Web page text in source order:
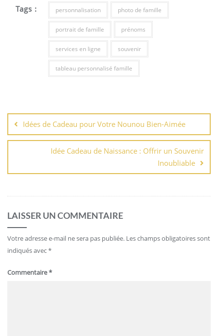
Tags : personnalisation photo de famille
portrait de famille prénoms
services en ligne souvenir
tableau personnalisé famille
de
l’article
Idées de Cadeau pour Votre Nounou Bien-Aimée
Idée Cadeau de Naissance : Offrir un Souvenir
Inoubliable
LAISSER UN COMMENTAIRE
Votre adresse e-mail ne sera pas publiée. Les champs obligatoires sont
indiqués avec*
Commentaire*